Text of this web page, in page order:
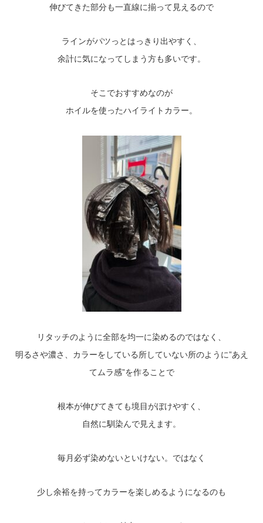
伸びてきた部分も一直線に揃って見えるので
ラインがパツっとはっきり出やすく、
余計に気になってしまう方も多いです。
そこでおすすめなのが
ホイルを使ったハイライトカラー。
リタッチのように全部を均一に染めるのではなく、
明るさや濃さ、カラーをしている所していない所のように”あえ
てムラ感”を作ることで
根本が伸びてきても境目がぼけやすく、
自然に馴染んで見えます。
毎月必ず染めないといけない。ではなく
少し余裕を持ってカラーを楽しめるようになるのも